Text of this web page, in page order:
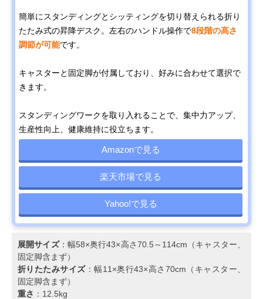
簡単にスタンディングとシッティングを切り替えられる折り
たたみ式の昇降デスク。左右のハンドル操作で8段階の高さ
調節が可能です。
キャスターと固定脚が付属しており、好みに合わせて選択で
きます。
スタンディングワークを取り入れることで、集中力アップ、
生産性向上、健康維持に役立ちます。
Amazonで見る
楽天市場で見る
Yahoo!で見る
展開サイズ：幅58×奥行43×高さ70.5～114cm（キャスター、
固定脚含まず）
折りたたみサイズ：幅11×奥行43×高さ70cm（キャスター、
固定脚含まず）
重さ ：12.5kg